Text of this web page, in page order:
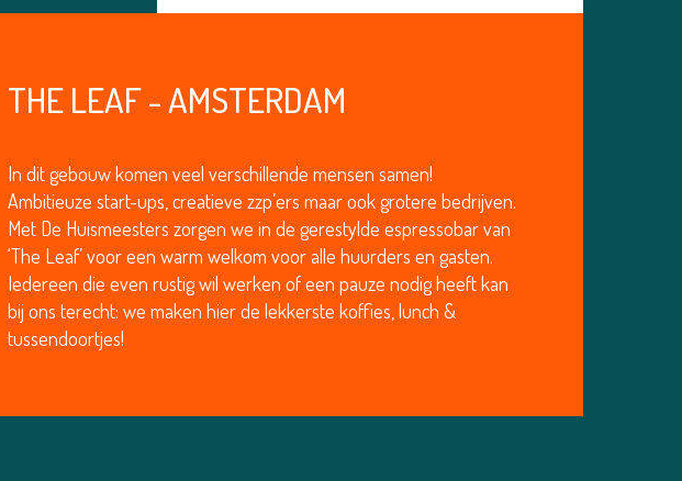
THE LEAF - AMSTERDAM
In dit gebouw komen veel verschillende mensen samen!
Ambitieuze start-ups, creatieve zzp’ers maar ook grotere bedrijven.
Met De Huismeesters zorgen we in de gerestylde espressobar van
‘The Leaf’ voor een warm welkom voor alle huurders en gasten.
Iedereen die even rustig wil werken of een pauze nodig heeft kan
bij ons terecht: we maken hier de lekkerste koffies, lunch &
tussendoortjes!